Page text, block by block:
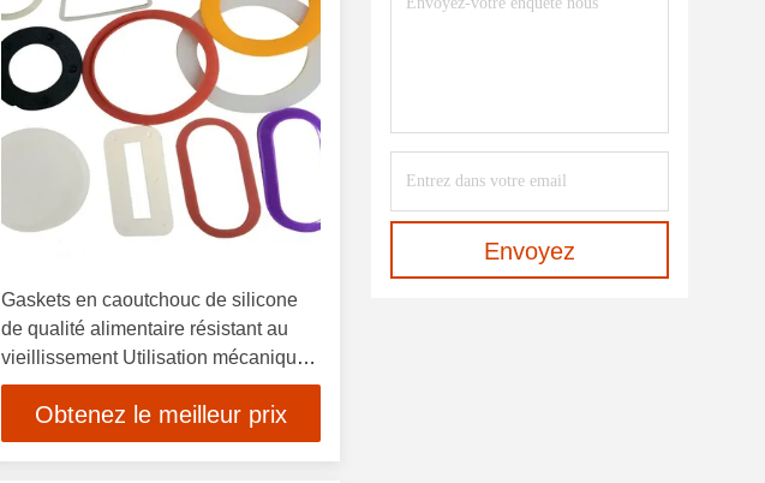
Gaskets en caoutchouc de silicone
de qualité alimentaire résistant au
vieillissement Utilisation mécanique
avec longue durée de vie
Obtenez le meilleur prix
Envoyez